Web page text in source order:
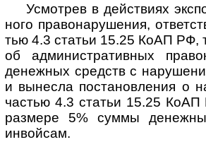
Усмотрев в действиях
ного пра­во­на­ру­ше­ния,
тью 4.3 ста­тьи 15.25 КоАП РФ,
об адми­нист­ратив­ных
денеж­ных средств с
и выне­сла поста­нов­ле­ния о
час­тью 4.3 ста­тьи 15.25
раз­мере 5% суммы
инвойсам.